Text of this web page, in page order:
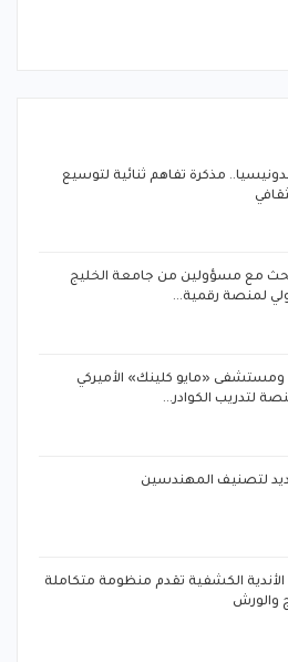
مذكرة تفاهم ثنائية لتوسيع
مع مسؤولين من جامعة الخليج
لمنصة رقمية…
«مايو كلينك» الأميركي
لتدريب الكوادر…
لتصنيف المهندسين
الأندية الكشفية تقدم منظومة متكاملة
والورش